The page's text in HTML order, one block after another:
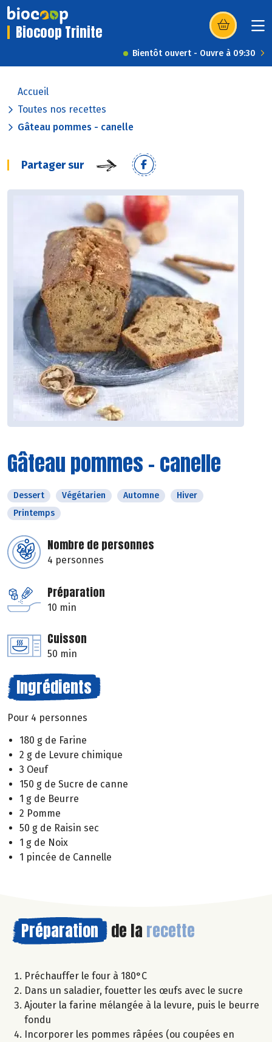
Biocoop Trinite (s’ouvre dans
Bientôt ouvert - Ouvre à 09:30
Accueil
Toutes nos recettes
Gâteau pommes - canelle
Partager sur
Gâteau pommes - canelle
Dessert Végétarien Automne
Hiver
Printemps
Nombre de personnes
4 personnes
Préparation
10 min
Cuisson
50 min
Ingrédients
Pour 4 personnes
180 g de Farine
2 g de Levure chimique
3 Oeuf
150 g de Sucre de canne
1 g de Beurre
2 Pomme
50 g de Raisin sec
1 g de Noix
1 pincée de Cannelle
Préparation de la recette
Préchauffer le four à 180°C
Dans un saladier, fouetter les œufs avec le sucre
Ajouter la farine mélangée à la levure, puis le beurre
fondu
Incorporer les pommes râpées (ou coupées en